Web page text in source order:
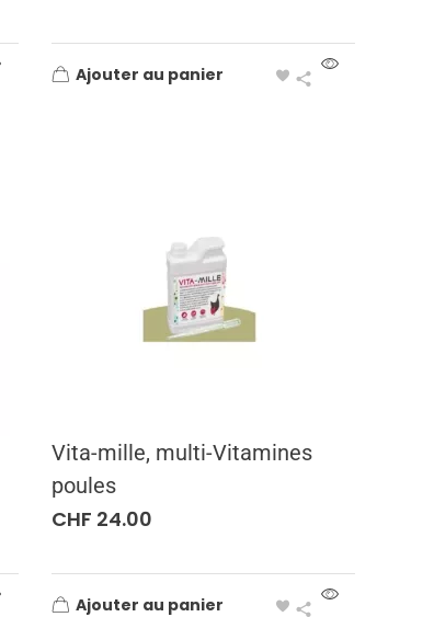
Ajouter au panier
Vita-mille, multi-Vitamines
poules
CHF 24.00
Ajouter au panier